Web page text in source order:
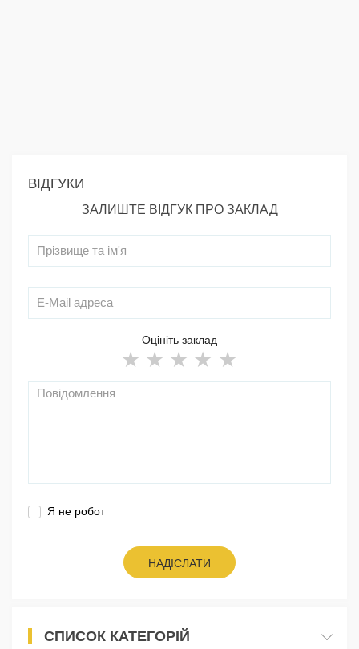
ВІДГУКИ
ЗАЛИШТЕ ВІДГУК ПРО ЗАКЛАД
Оцініть заклад
Я не робот
НАДІСЛАТИ
СПИСОК КАТЕГОРІЙ